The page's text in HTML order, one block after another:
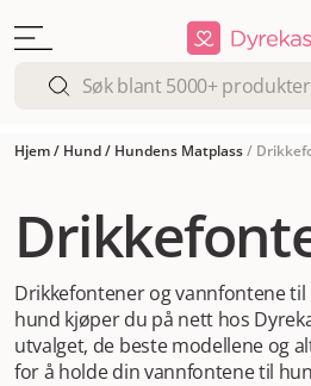
Hjem/ Hund/ Hundens Matplass/
Drikkefontener og vannfontene til
hund kjøper du på nett hos
utvalget, de beste modellene og
for å holde din vannfontene til